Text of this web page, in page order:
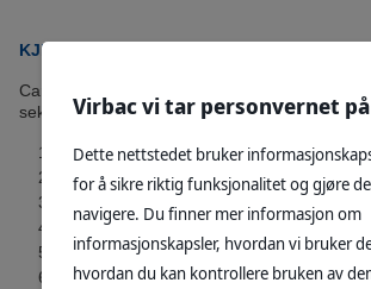
KJENNER DU DE 6 KJØTTETERE?
Carnivores er kjøttetere– en gruppe pattedyr
seks grunnleggende kategorier:
Hunder
Katter
Mustelids
Hyener
Vaskebjørner
Virbac vi tar personvernet
Dette nettstedet bruker
for å sikre riktig funksjonalitet og gjøre
navigere. Du finner mer informasjon om
informasjonskapsler, hvordan vi bruker
hvordan du kan kontrollere bruken av